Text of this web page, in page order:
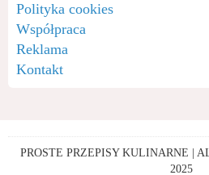
Polityka cookies
Współpraca
Reklama
Kontakt
PROSTE PRZEPISY KULINARNE |
2025